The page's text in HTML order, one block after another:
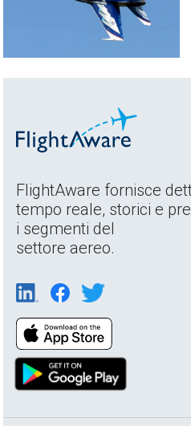
FlightAware fornisce
tempo reale, storici e
i segmenti del
settore aereo.